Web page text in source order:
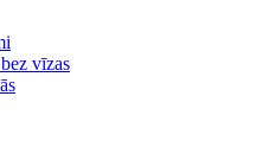
vīzas